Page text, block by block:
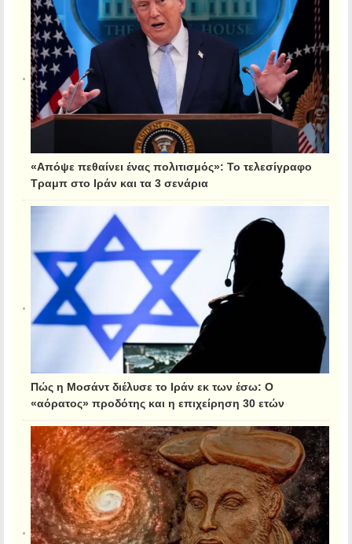
«Απόψε πεθαίνει ένας πολιτισμός»: Το τελεσίγραφο
Τραμπ στο Ιράν και τα 3 σενάρια
Πώς η Μοσάντ διέλυσε το Ιράν εκ των έσω: Ο
«αόρατος» προδότης και η επιχείρηση 30 ετών